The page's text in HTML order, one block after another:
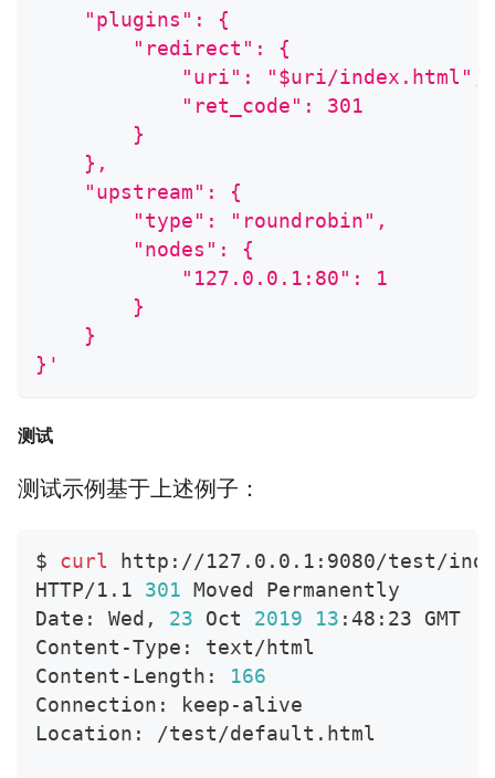
    "plugins": {
        "redirect": {
            "uri": "$uri/index.html",
            "ret_code": 301
        }
    },
    "upstream": {
        "type": "roundrobin",
        "nodes": {
            "127.0.0.1:80": 1
        }
    }
}'
测试
测试示例基于上述例子：
$ curl http://127.0.0.1:9080/test/
HTTP/1.1 301 Moved Permanently
Date: Wed, 23 Oct 2019 13 :48:23 GMT
Content-Type: text/html
Content-Length: 166
Connection: keep-alive
Location: /test/default.html